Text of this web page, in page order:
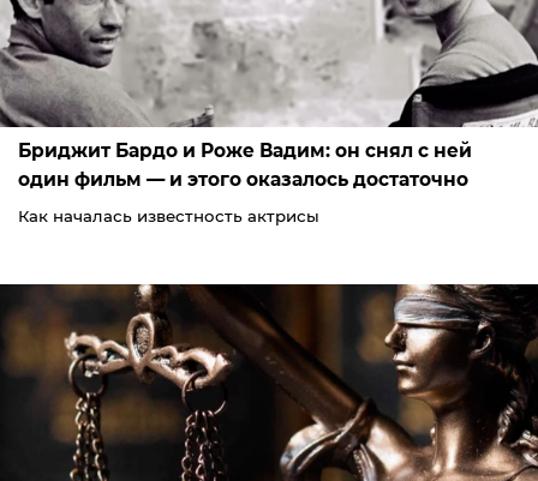
Бриджит Бардо и Роже Вадим: он снял с ней
один фильм — и этого оказалось достаточно
Как началась известность актрисы